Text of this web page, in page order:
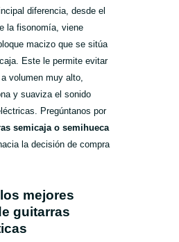
diferencia, desde el
la fisonomía, viene
macizo que se sitúa
Este le permite evitar
volumen muy alto,
y suaviza el sonido
Pregúntanos por
semicaja o semihueca
la decisión de compra
mejores
guitarras